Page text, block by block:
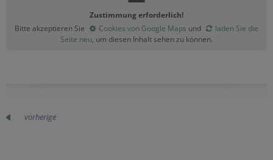
Zustimmung erforderlich!
Bitte akzeptieren Sie
Cookies von Google Maps und
laden Sie die
Seite neu, um diesen Inhalt sehen zu können.
vorherige